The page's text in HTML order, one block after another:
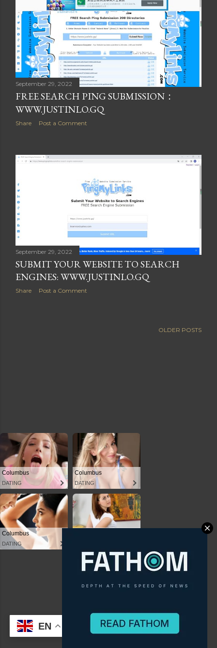
September 29, 2022
FREE SEARCH PING SUBMISSION：
WWW.JUSTINLO.GQ
Share Post a Comment
September 29, 2022
SUBMIT YOUR WEBSITE TO SEARCH
ENGINES: WWW.JUSTINLO.GQ
Share Post a Comment
OLDER POSTS
EN
Powered by Blogger
(C) CitySky Wallpapers Download.